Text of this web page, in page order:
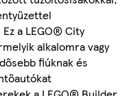
Ez a LEGO® City
alkalomra vagy
fiúknak és